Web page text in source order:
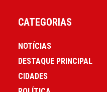
CATEGORIAS
NOTÍCIAS
DESTAQUE PRINCIPAL
CIDADES